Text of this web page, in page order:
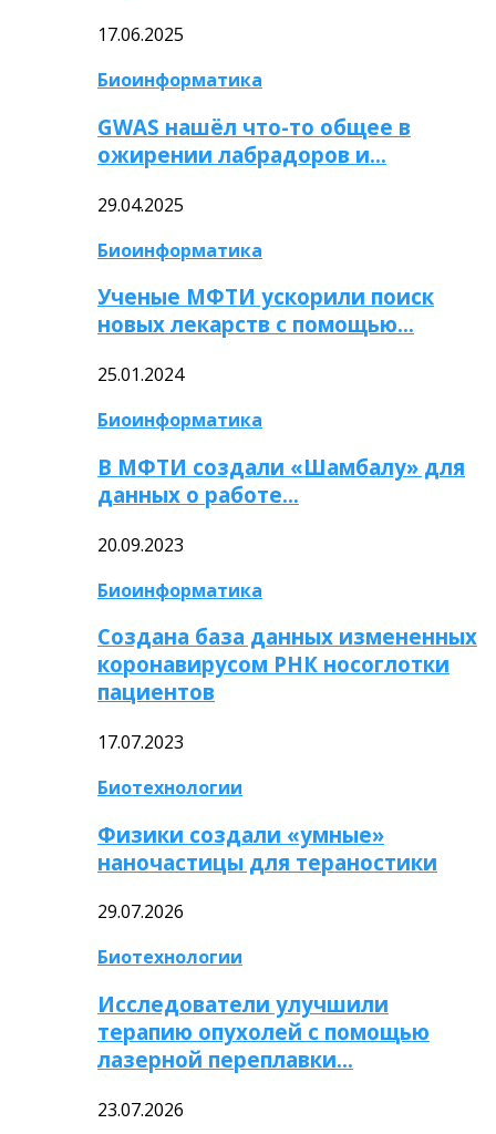
17.06.2025
Биоинформатика
GWAS нашёл что-то общее в
ожирении лабрадоров и…
29.04.2025
Биоинформатика
Ученые МФТИ ускорили поиск
новых лекарств с помощью…
25.01.2024
Биоинформатика
В МФТИ создали «Шамбалу» для
данных о работе…
20.09.2023
Биоинформатика
Создана база данных измененных
коронавирусом РНК носоглотки
пациентов
17.07.2023
Биотехнологии
Физики создали «умные»
наночастицы для тераностики
29.07.2026
Биотехнологии
Исследователи улучшили
терапию опухолей с помощью
лазерной переплавки…
23.07.2026